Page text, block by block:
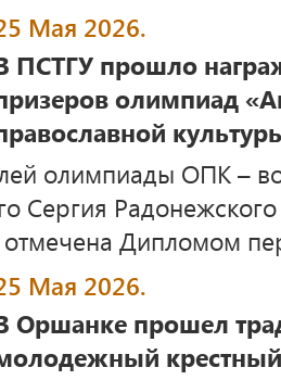
Мая 2026.
ПСТГУ прошло
олимпиад
олимпиады ОПК –
Сергия
Дипломом
Мая 2026.
Оршанке прошел